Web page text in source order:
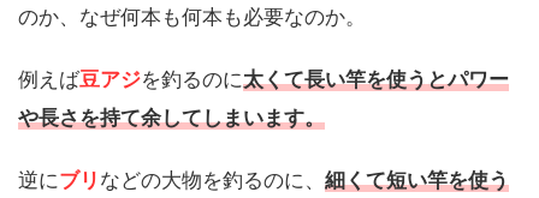
のか、なぜ何本も何本も必要なのか。
例えば豆アジを釣るのに太くて長い竿を使うとパワー
や長さを持て余してしまいます。
逆にブリ などの大物を釣るのに、 細くて短い竿を使う